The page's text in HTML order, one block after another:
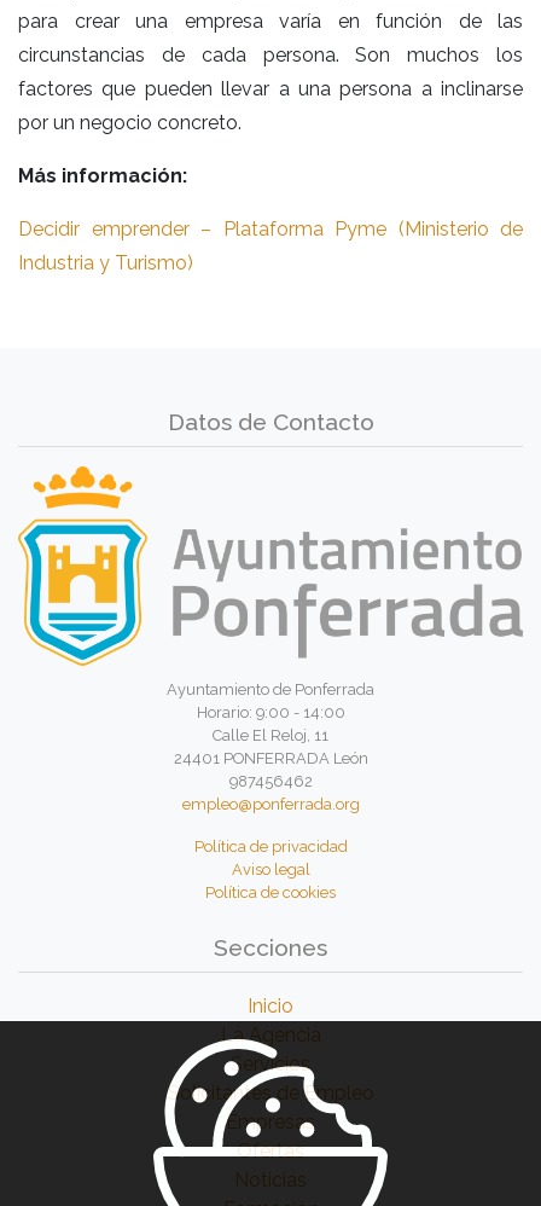
para crear una empresa varía en función de las
circunstancias de cada persona. Son muchos los
factores que pueden llevar a una persona a inclinarse
por un negocio concreto.
Más información:
Decidir emprender – Plataforma Pyme (Ministerio de
Industria y Turismo)
Datos de Contacto
Ayuntamiento de Ponferrada
Horario: 9:00 - 14:00
Calle El Reloj, 11
24401 PONFERRADA León
987456462
empleo@ponferrada.org
Política de privacidad
Aviso legal
Política de cookies
Secciones
Inicio
La Agencia
Servicios
Solicitantes de Empleo
Empresas
Ofertas
Noticias